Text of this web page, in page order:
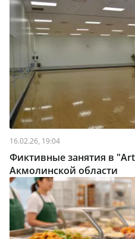
16.02.26, 19:04
Фиктивные занятия в
Акмолинской области